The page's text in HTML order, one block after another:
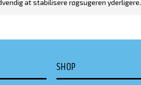
at stabilisere røgsugeren yderligere.
SHOP